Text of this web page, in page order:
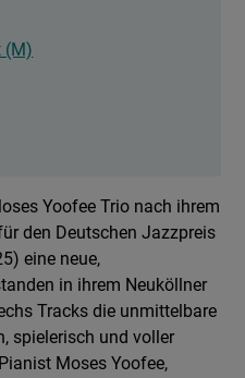
(M)
Yoofee Trio nach ihrem
den Deutschen Jazzpreis
eine neue,
in ihrem Neuköllner
Tracks die unmittelbare
spielerisch und voller
Moses Yoofee,